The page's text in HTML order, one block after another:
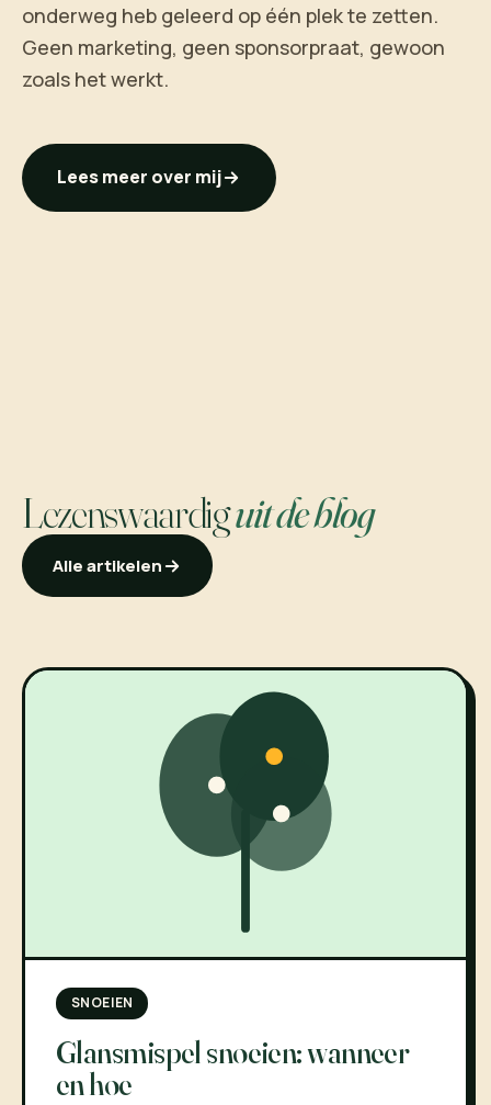
onderweg heb geleerd op één plek te zetten.
Geen marketing, geen sponsorpraat, gewoon
zoals het werkt.
Lees meer over mij
Lezenswaardiguit de blog
Alle artikelen
SNOEIEN
Glansmispel snoeien: wanneer
en hoe